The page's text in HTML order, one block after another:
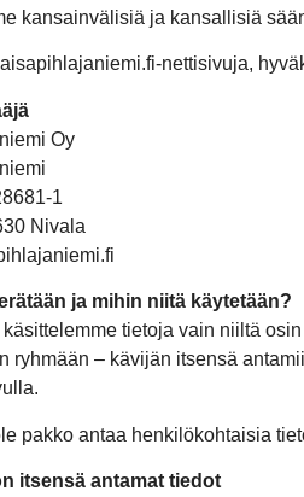
kansainvälisiä ja kansallisiä
nettisivuja,
Oy
1
Nivala
ja mihin niitä käytetään?
käsittelemme tietoja vain niiltä
ryhmään – kävijän itsensä
pakko antaa henkilökohtaisia
itsensä antamat tiedot